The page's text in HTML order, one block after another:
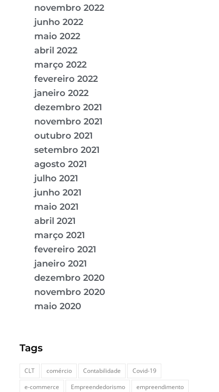
novembro 2022
junho 2022
maio 2022
abril 2022
março 2022
fevereiro 2022
janeiro 2022
dezembro 2021
novembro 2021
outubro 2021
setembro 2021
agosto 2021
julho 2021
junho 2021
maio 2021
abril 2021
março 2021
fevereiro 2021
janeiro 2021
dezembro 2020
novembro 2020
maio 2020
Tags
CLT comércio Contabilidade
Covid-19
e-commerce
Empreendedorismo
empreendimento